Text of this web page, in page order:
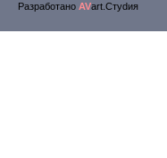
Разработано AVart.Стуdия